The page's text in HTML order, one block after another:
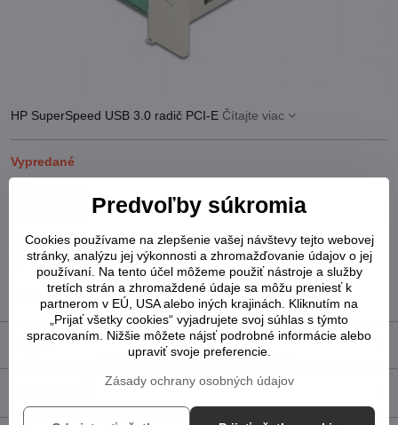
HP SuperSpeed USB 3.0 radič PCI-E Čítajte viac
Vypredané
Pridať k Obľúbeným Otázka k produktu
Strážny pes
Doručenia
Výrobca:HP
Popis
Predvoľby súkromia
Cookies používame na zlepšenie vašej návštevy tejto webovej
stránky, analýzu jej výkonnosti a zhromažďovanie údajov o jej
používaní. Na tento účel môžeme použiť nástroje a služby
tretích strán a zhromaždené údaje sa môžu preniesť k
partnerom v EÚ, USA alebo iných krajinách. Kliknutím na
„Prijať všetky cookies“ vyjadrujete svoj súhlas s týmto
spracovaním. Nižšie môžete nájsť podrobné informácie alebo
upraviť svoje preferencie.
Zásady ochrany osobných údajov